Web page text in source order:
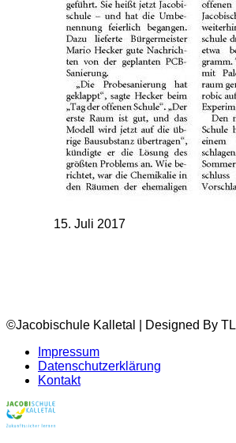
15. Juli 2017
©Jacobischule Kalletal | Designed By TL
Impressum
Datenschutzerklärung
Kontakt